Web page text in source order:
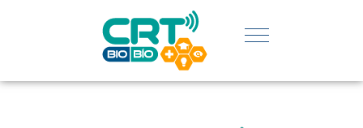
REGIÓN:
CONOCE